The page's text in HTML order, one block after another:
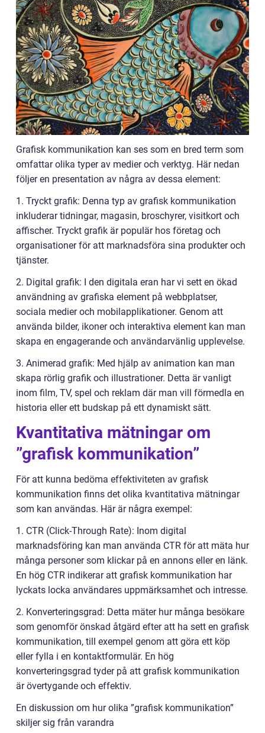
Grafisk kommunikation kan ses som en bred term som
omfattar olika typer av medier och verktyg. Här nedan
följer en presentation av några av dessa element:
1. Tryckt grafik: Denna typ av grafisk kommunikation
inkluderar tidningar, magasin, broschyrer, visitkort och
affischer. Tryckt grafik är populär hos företag och
organisationer för att marknadsföra sina produkter och
tjänster.
2. Digital grafik: I den digitala eran har vi sett en ökad
användning av grafiska element på webbplatser,
sociala medier och mobilapplikationer. Genom att
använda bilder, ikoner och interaktiva element kan man
skapa en engagerande och användarvänlig upplevelse.
3. Animerad grafik: Med hjälp av animation kan man
skapa rörlig grafik och illustrationer. Detta är vanligt
inom film, TV, spel och reklam där man vill förmedla en
historia eller ett budskap på ett dynamiskt sätt.
Kvantitativa mätningar om
”grafisk kommunikation”
För att kunna bedöma effektiviteten av grafisk
kommunikation finns det olika kvantitativa mätningar
som kan användas. Här är några exempel:
1. CTR (Click-Through Rate): Inom digital
marknadsföring kan man använda CTR för att mäta hur
många personer som klickar på en annons eller en länk.
En hög CTR indikerar att grafisk kommunikation har
lyckats locka användares uppmärksamhet och intresse.
2. Konverteringsgrad: Detta mäter hur många besökare
som genomför önskad åtgärd efter att ha sett en grafisk
kommunikation, till exempel genom att göra ett köp
eller fylla i en kontaktformulär. En hög
konverteringsgrad tyder på att grafisk kommunikation
är övertygande och effektiv.
En diskussion om hur olika ”grafisk kommunikation”
skiljer sig från varandra